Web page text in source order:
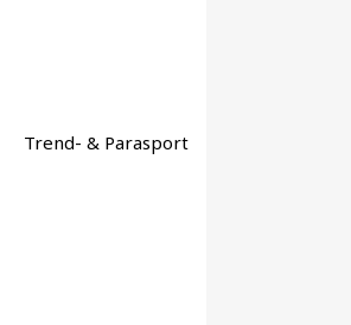
Trend- & Parasport